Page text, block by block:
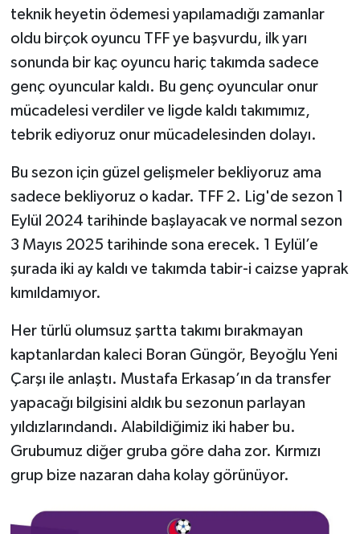
teknik heyetin ödemesi yapılamadığı zamanlar
oldu birçok oyuncu TFF ye başvurdu, ilk yarı
sonunda bir kaç oyuncu hariç takımda sadece
genç oyuncular kaldı. Bu genç oyuncular onur
mücadelesi verdiler ve ligde kaldı takımımız,
tebrik ediyoruz onur mücadelesinden dolayı.
Bu sezon için güzel gelişmeler bekliyoruz ama
sadece bekliyoruz o kadar. TFF 2. Lig'de sezon 1
Eylül 2024 tarihinde başlayacak ve normal sezon
3 Mayıs 2025 tarihinde sona erecek. 1 Eylül’e
şurada iki ay kaldı ve takımda tabir-i caizse yaprak
kımıldamıyor.
Her türlü olumsuz şartta takımı bırakmayan
kaptanlardan kaleci Boran Güngör, Beyoğlu Yeni
Çarşı ile anlaştı. Mustafa Erkasap’ın da transfer
yapacağı bilgisini aldık bu sezonun parlayan
yıldızlarındandı. Alabildiğimiz iki haber bu.
Grubumuz diğer gruba göre daha zor. Kırmızı
grup bize nazaran daha kolay görünüyor.